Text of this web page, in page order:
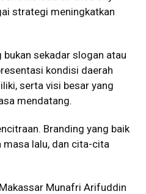
strategi meningkatkan
sekadar slogan atau
kondisi daerah
serta visi besar yang
mendatang.
Branding yang baik
masa lalu, dan cita-cita
Munafri Arifuddin